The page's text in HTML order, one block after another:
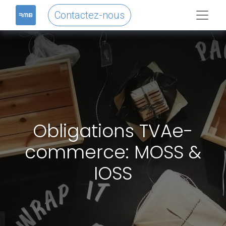
Contactez-nous
Obligations TVAe-
commerce: MOSS &
IOSS